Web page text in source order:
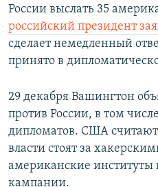
России выслать 35
российский президент
сделает немедленный
принято в
29 декабря Вашингтон
против России, в том
дипломатов. США
власти стоят за
американские институты
кампании.